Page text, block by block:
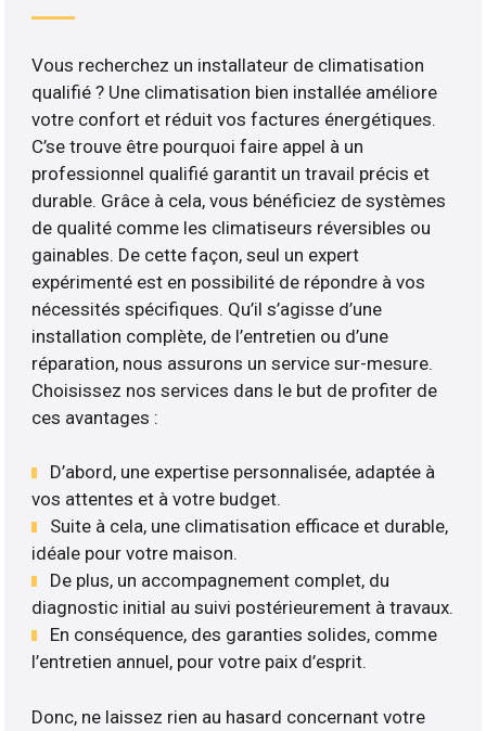
Vous recherchez un installateur de climatisation
qualifié ? Une climatisation bien installée améliore
votre confort et réduit vos factures énergétiques.
C’se trouve être pourquoi faire appel à un
professionnel qualifié garantit un travail précis et
durable. Grâce à cela, vous bénéficiez de systèmes
de qualité comme les climatiseurs réversibles ou
gainables. De cette façon, seul un expert
expérimenté est en possibilité de répondre à vos
nécessités spécifiques. Qu’il s’agisse d’une
installation complète, de l’entretien ou d’une
réparation, nous assurons un service sur-mesure.
Choisissez nos services dans le but de profiter de
ces avantages :
D’abord, une expertise personnalisée, adaptée à
vos attentes et à votre budget.
Suite à cela, une climatisation efficace et durable,
idéale pour votre maison.
De plus, un accompagnement complet, du
diagnostic initial au suivi postérieurement à travaux.
En conséquence, des garanties solides, comme
l’entretien annuel, pour votre paix d’esprit.
Donc, ne laissez rien au hasard concernant votre